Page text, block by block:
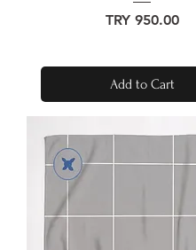
Price
TRY 950.00
Add to Cart